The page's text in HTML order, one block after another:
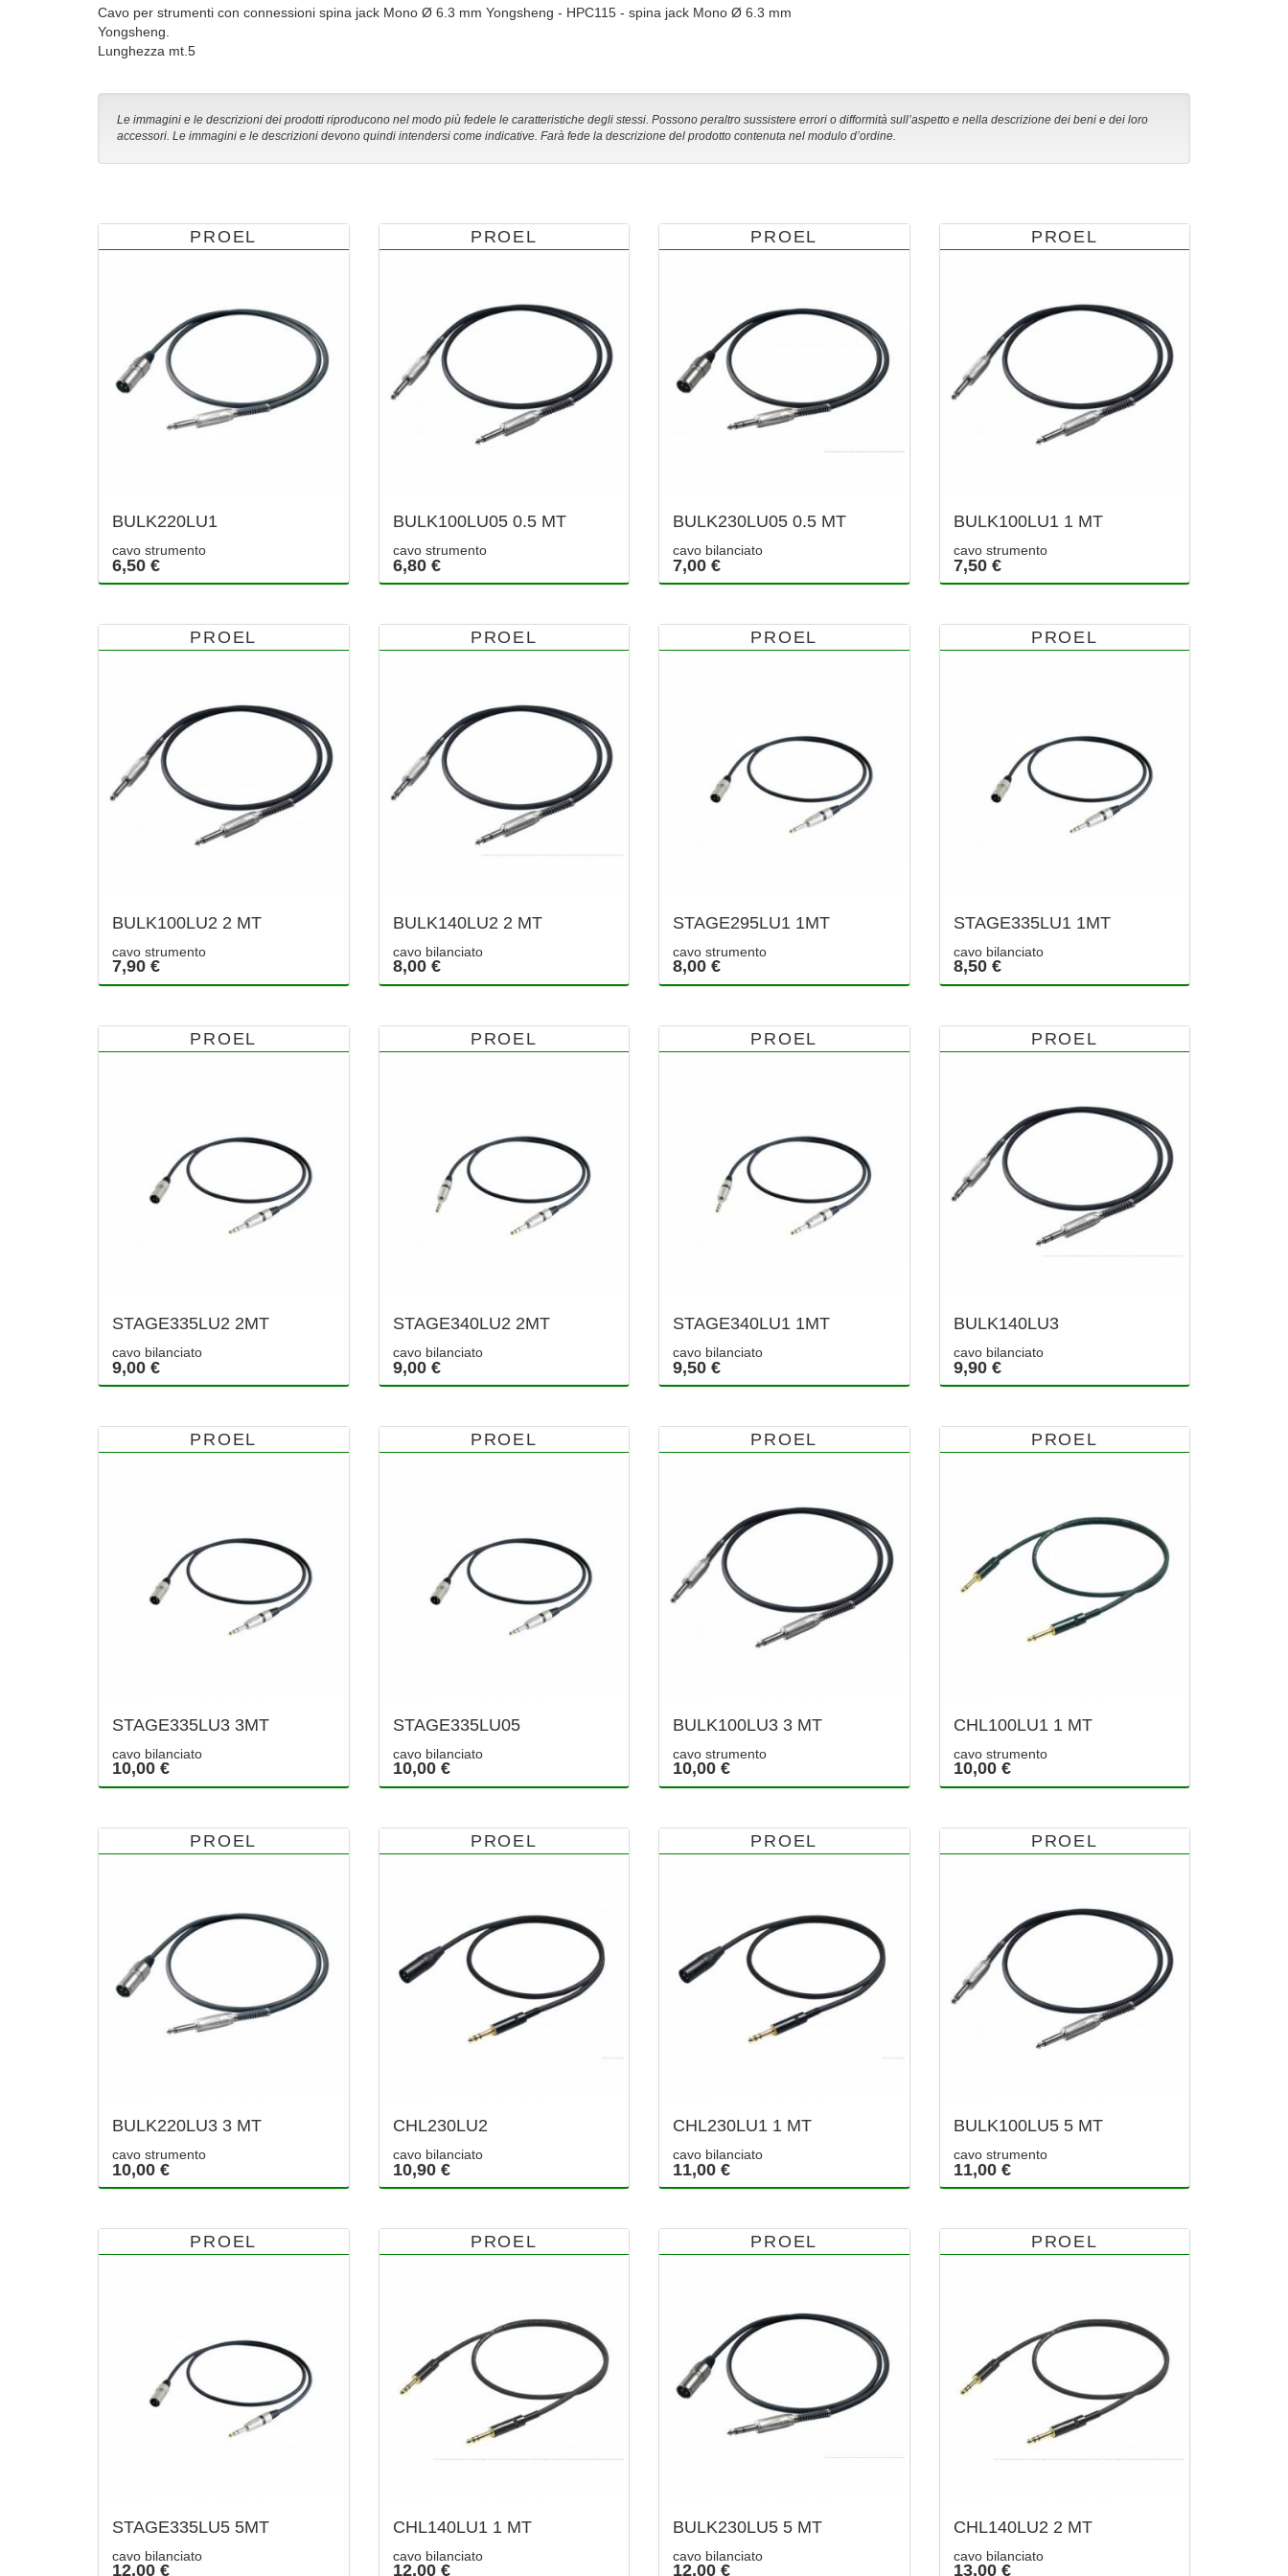
Cavo per strumenti con connessioni spina jack Mono Ø 6.3 mm Yongsheng - HPC115 - spina jack Mono Ø 6.3 mm
Yongsheng.
Lunghezza mt.5
Le immagini e le descrizioni dei prodotti riproducono nel modo più fedele le caratteristiche degli stessi. Possono peraltro sussistere errori o difformità sull’aspetto e nella descrizione dei beni e dei loro
accessori. Le immagini e le descrizioni devono quindi intendersi come indicative. Farà fede la descrizione del prodotto contenuta nel modulo d’ordine.
PROEL
BULK220LU1
cavo strumento
6,50 €
PROEL
BULK100LU05 0.5 MT
cavo strumento
6,80 €
PROEL
BULK230LU05 0.5 MT
cavo bilanciato
7,00 €
PROEL
BULK100LU1 1 MT
cavo strumento
7,50 €
PROEL
BULK100LU2 2 MT
cavo strumento
7,90 €
PROEL
BULK140LU2 2 MT
cavo bilanciato
8,00 €
PROEL
STAGE295LU1 1MT
cavo strumento
8,00 €
PROEL
STAGE335LU1 1MT
cavo bilanciato
8,50 €
PROEL
STAGE335LU2 2MT
cavo bilanciato
9,00 €
PROEL
STAGE340LU2 2MT
cavo bilanciato
9,00 €
PROEL
STAGE340LU1 1MT
cavo bilanciato
9,50 €
PROEL
BULK140LU3
cavo bilanciato
9,90 €
PROEL
STAGE335LU3 3MT
cavo bilanciato
10,00 €
PROEL
STAGE335LU05
cavo bilanciato
10,00 €
PROEL
BULK100LU3 3 MT
cavo strumento
10,00 €
PROEL
CHL100LU1 1 MT
cavo strumento
10,00 €
PROEL
BULK220LU3 3 MT
cavo strumento
10,00 €
PROEL
CHL230LU2
cavo bilanciato
10,90 €
PROEL
CHL230LU1 1 MT
cavo bilanciato
11,00 €
PROEL
BULK100LU5 5 MT
cavo strumento
11,00 €
PROEL
STAGE335LU5 5MT
cavo bilanciato
12,00 €
PROEL
CHL140LU1 1 MT
cavo bilanciato
12,00 €
PROEL
BULK230LU5 5 MT
cavo bilanciato
12,00 €
PROEL
CHL140LU2 2 MT
cavo bilanciato
13,00 €